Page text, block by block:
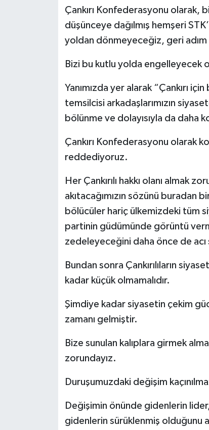
Çankırı Konfederasyonu olarak,
düşünceye dağılmış hemşeri
yoldan dönmeyeceğiz, geri adım
Bizi bu kutlu yolda engelleyecek
Yanımızda yer alarak “Çankırı
temsilcisi arkadaşlarımızın
bölünme ve dolayısıyla da daha
Çankırı Konfederasyonu olarak
reddediyoruz.
Her Çankırılı hakkı olanı almak
akıtacağımızın sözünü buradan
bölücüler hariç ülkemizdeki tüm
partinin güdümünde görüntü
zedeleyeceğini daha önce de
Bundan sonra Çankırılıların
kadar küçük olmamalıdır.
Şimdiye kadar siyasetin çekim
zamanı gelmiştir.
Bize sunulan kalıplara girmek
zorundayız.
Duruşumuzdaki değişim
Değişimin önünde gidenlerin
gidenlerin sürüklenmiş olduğunu